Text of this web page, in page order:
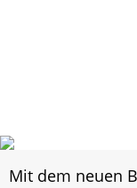
Mit dem neuen